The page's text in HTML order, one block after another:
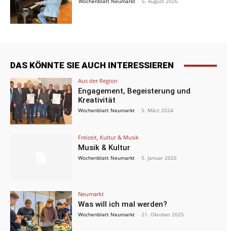
DAS KÖNNTE SIE AUCH INTERESSIEREN
Aus der Region
Engagement, Begeisterung und
Kreativität
Wochenblatt Neumarkt - 5. März 2024
Freizeit, Kultur & Musik
Musik & Kultur
Wochenblatt Neumarkt - 5. Januar 2026
Neumarkt
Was will ich mal werden?
Wochenblatt Neumarkt - 21. Oktober 2025